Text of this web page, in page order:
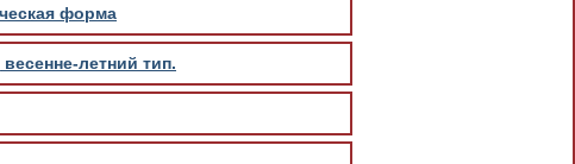
форма
летний тип.